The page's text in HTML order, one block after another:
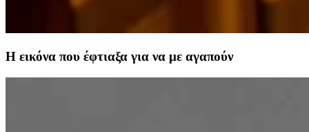
Η εικόνα που έφτιαξα για να με αγαπούν